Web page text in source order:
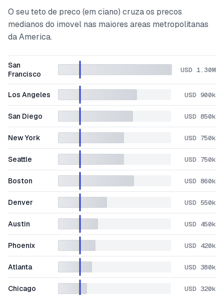
O seu teto de preco (em ciano) cruza os precos
medianos do imovel nas maiores areas metropolitanas
da America.
San
Francisco
USD 1.30M
Los Angeles USD 900k
San Diego USD 850k
New York USD 750k
Seattle USD 750k
Boston USD 860k
Denver USD 550k
Austin USD 450k
Phoenix USD 420k
Atlanta USD 380k
Chicago USD 320k